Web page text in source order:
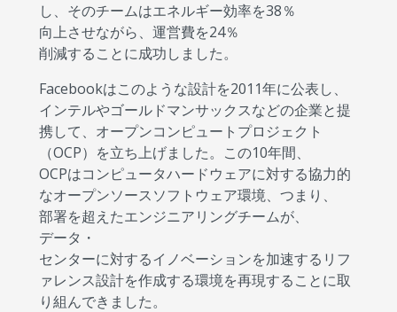
し、そのチームはエネルギー効率を38％
向上させながら、運営費を24％
削減することに成功しました。
Facebookはこのような設計を2011年に公表し、
インテルやゴールドマンサックスなどの企業と提
携して、オープンコンピュートプロジェクト
（OCP）を立ち上げました。この10年間、
OCPはコンピュータハードウェアに対する協力的
なオープンソースソフトウェア環境、つまり、
部署を超えたエンジニアリングチームが、
データ・
センターに対するイノベーションを加速するリフ
ァレンス設計を作成する環境を再現することに取
り組んできました。